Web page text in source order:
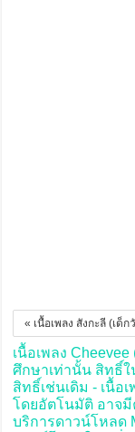
« เนื้อเพลง สังกะลี (เด็ก
เนื้อเพลง
ศึกษาเท่านั้น สิทธิ์ใ
สิทธิ์เช่นเดิม - เนื้อ
โดยอัตโนมัติ อาจมี
บริการดาวน์โหลด